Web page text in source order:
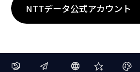
NTTデータ公式アカウント